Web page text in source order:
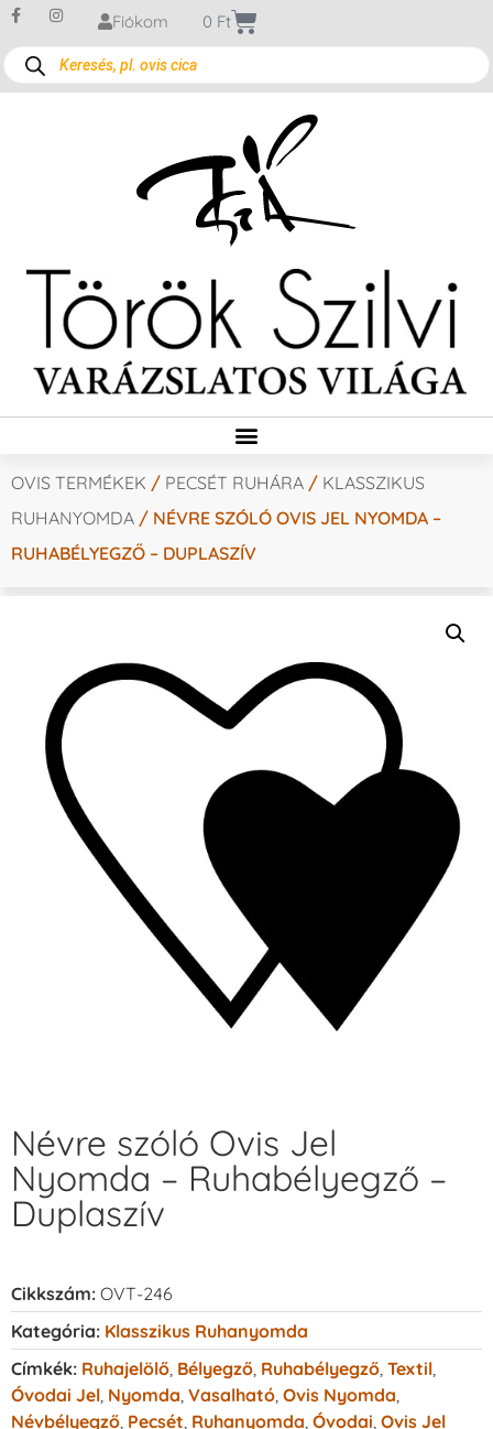
Fiókom 0 Ft
OVIS TERMÉKEK / PECSÉT RUHÁRA / KLASSZIKUS
RUHANYOMDA / NÉVRE SZÓLÓ OVIS JEL NYOMDA –
RUHABÉLYEGZŐ – DUPLASZÍV
Névre szóló Ovis Jel
Nyomda – Ruhabélyegző –
Duplaszív
Cikkszám: OVT-246
Kategória: Klasszikus Ruhanyomda
Címkék: Ruhajelölő Bélyegző Ruhabélyegző Textil
Óvodai Jel Nyomda Vasalható Ovis Nyomda
Névbélyegző Pecsét Ruhanyomda Óvodai Ovis Jel